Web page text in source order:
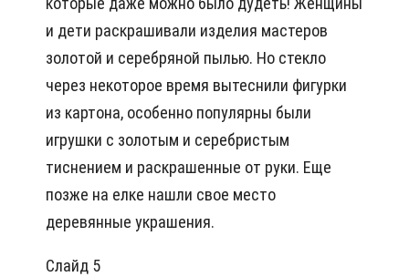
и дети раскрашивали изделия мастеров
золотой и серебряной пылью. Но стекло
через некоторое время вытеснили фигурки
из картона, особенно популярны были
игрушки с золотым и серебристым
тиснением и раскрашенные от руки. Еще
позже на елке нашли свое место
деревянные украшения.
Слайд 5